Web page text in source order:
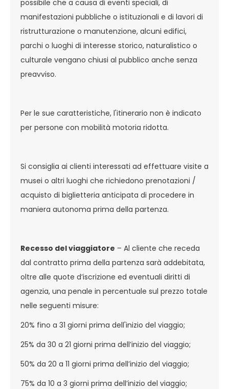
possibile che a causa di eventi speciali, di
manifestazioni pubbliche o istituzionali e di lavori di
ristrutturazione o manutenzione, alcuni edifici,
parchi o luoghi di interesse storico, naturalistico o
culturale vengano chiusi al pubblico anche senza
preavviso.
Per le sue caratteristiche, l'itinerario non è indicato
per persone con mobilità motoria ridotta.
Si consiglia ai clienti interessati ad effettuare visite a
musei o altri luoghi che richiedono prenotazioni /
acquisto di biglietteria anticipata di procedere in
maniera autonoma prima della partenza.
Recesso del viaggiatore – Al cliente che receda
dal contratto prima della partenza sarà addebitata,
oltre alle quote d’iscrizione ed eventuali diritti di
agenzia, una penale in percentuale sul prezzo totale
nelle seguenti misure:
20% fino a 31 giorni prima dell'inizio del viaggio;
25% da 30 a 21 giorni prima dell’inizio del viaggio;
50% da 20 a 11 giorni prima dell’inizio del viaggio;
75% da 10 a 3 giorni prima dell’inizio del viaggio;